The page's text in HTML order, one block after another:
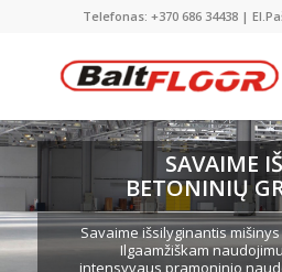
Telefonas: +370 686 34438 |
SAVAIME
BETONINIŲ
Savaime išsilyginantis
Ilgaamžiškam
intensyvaus pramoninio